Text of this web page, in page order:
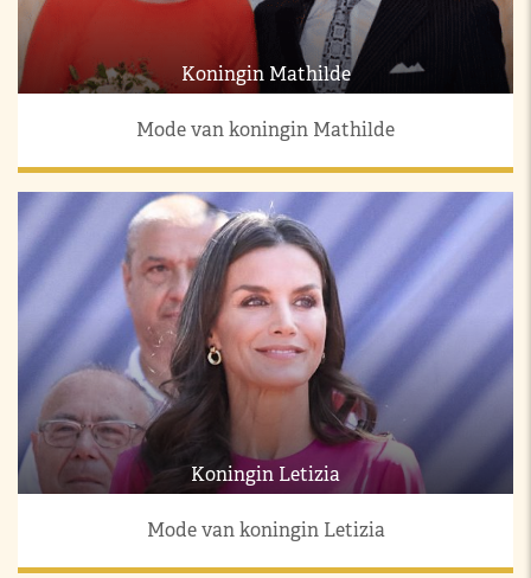
Koningin Mathilde
Mode van koningin Mathilde
Koningin Letizia
Mode van koningin Letizia